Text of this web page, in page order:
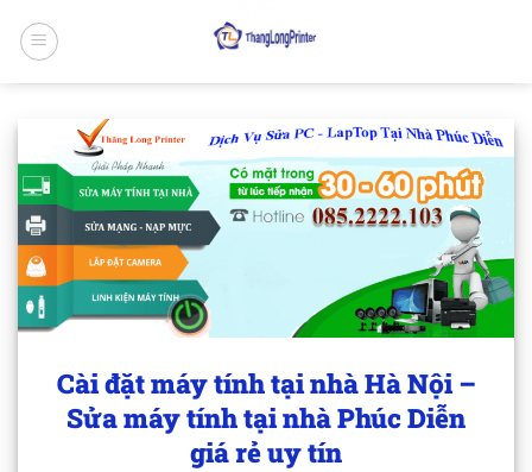
qua
Cài đặt máy tính tại nhà Hà Nội –
Sửa máy tính tại nhà Phúc Diễn
giá rẻ uy tín